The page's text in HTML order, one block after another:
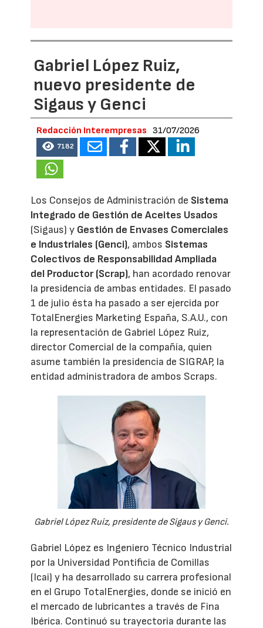
Gabriel López Ruiz,
nuevo presidente de
Sigaus y Genci
Redacción Interempresas 31/07/2026
7182
Los Consejos de Administración de Sistema
Integrado de Gestión de Aceites Usados
(Sigaus) y Gestión de Envases Comerciales
e Industriales (Genci), ambos Sistemas
Colectivos de Responsabilidad Ampliada
del Productor (Scrap), han acordado renovar
la presidencia de ambas entidades. El pasado
1 de julio ésta ha pasado a ser ejercida por
TotalEnergies Marketing España, S.A.U., con
la representación de Gabriel López Ruiz,
director Comercial de la compañía, quien
asume también la presidencia de SIGRAP, la
entidad administradora de ambos Scraps.
Gabriel López Ruiz, presidente de Sigaus y Genci.
Gabriel López es Ingeniero Técnico Industrial
por la Universidad Pontificia de Comillas
(Icai) y ha desarrollado su carrera profesional
en el Grupo TotalEnergies, donde se inició en
el mercado de lubricantes a través de Fina
Ibérica. Continuó su trayectoria durante las